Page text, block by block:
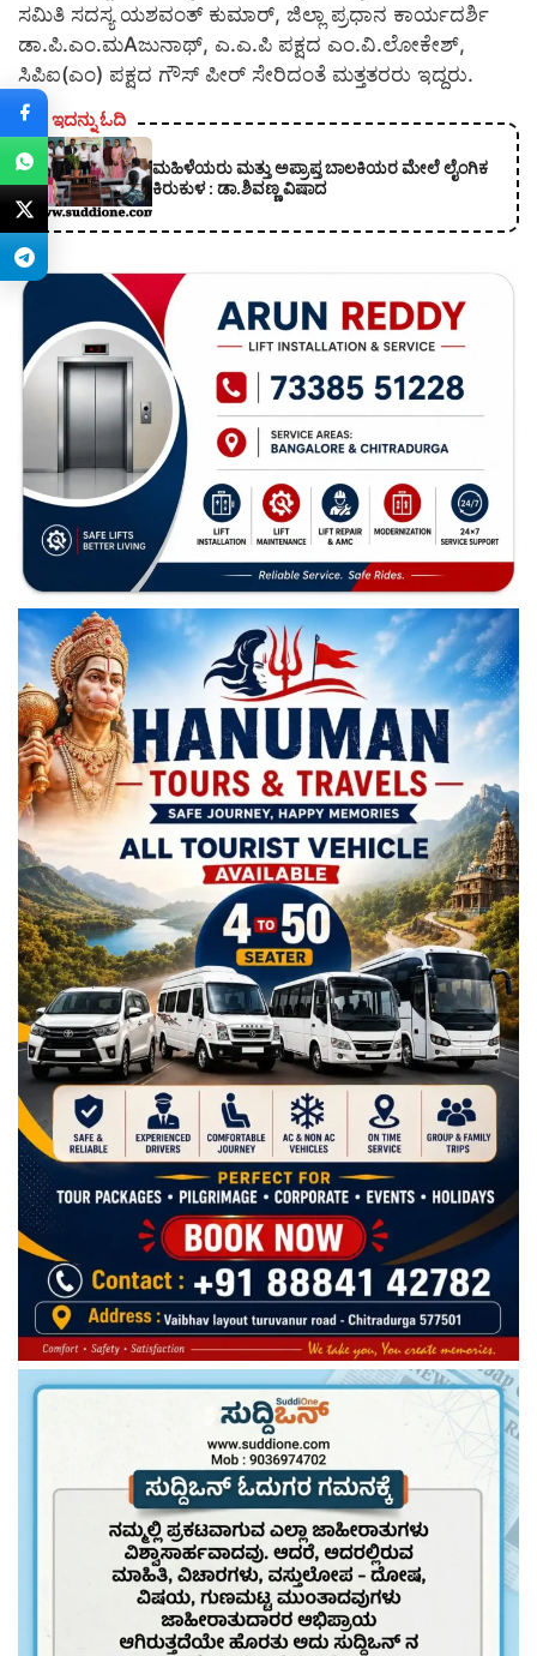
ಸಮಿತಿ ಸದಸ್ಯ ಯಶವಂತ್ ಕುಮಾರ್, ಜಿಲ್ಲಾ ಪ್ರಧಾನ ಕಾರ್ಯದರ್ಶಿ
ಡಾ.ಪಿ.ಎಂ.ಮAಜುನಾಥ್, ಎ.ಎ.ಪಿ ಪಕ್ಷದ ಎಂ.ವಿ.ಲೋಕೇಶ್,
ಸಿಪಿಐ(ಎಂ) ಪಕ್ಷದ ಗೌಸ್ ಪೀರ್ ಸೇರಿದಂತೆ ಮತ್ತತರರು ಇದ್ದರು.
ಇದನ್ನು ಓದಿ
ಮಹಿಳೆಯರು ಮತ್ತು ಅಪ್ರಾಪ್ತ ಬಾಲಕಿಯರ ಮೇಲೆ ಲೈಂಗಿಕ
ಕಿರುಕುಳ : ಡಾ.ಶಿವಣ್ಣ ವಿಷಾದ